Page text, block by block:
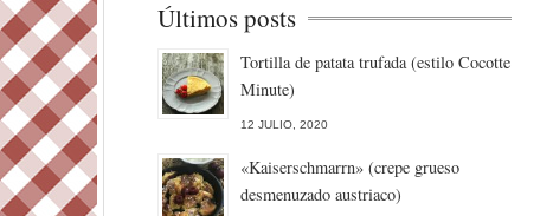
Últimos posts
Tortilla de patata trufada (estilo Cocotte
Minute)
12 JULIO, 2020
«Kaiserschmarrn» (crepe grueso
desmenuzado austriaco)